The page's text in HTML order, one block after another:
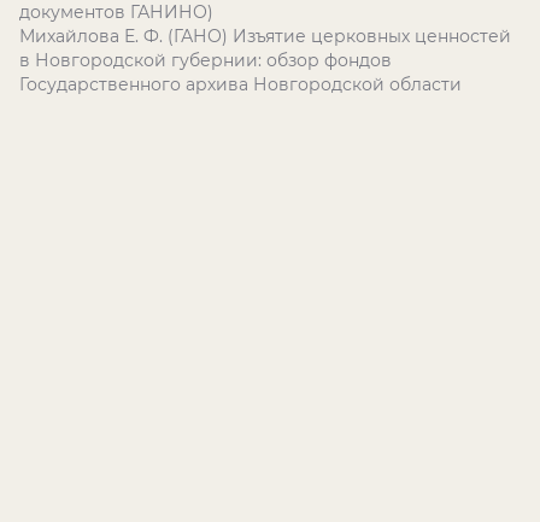
документов ГАНИНО)
Михайлова Е. Ф. (ГАНО) Изъятие церковных ценностей
в Новгородской губернии: обзор фондов
Государственного архива Новгородской области